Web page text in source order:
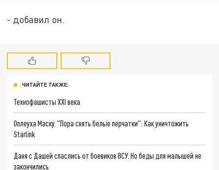
- добавил он.
ЧИТАЙТЕ ТАКЖЕ:
Технофашисты XXI века
Оплеуха Маску. "Пора снять белые перчатки": Как уничтожить
Starlink
Даня с Дашей спаслись от боевиков ВСУ. Но беды для малышей не
закончились